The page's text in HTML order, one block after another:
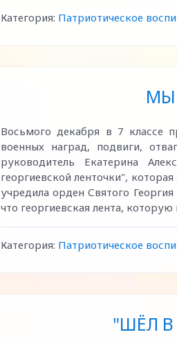
Категория: Патриотическое
МЫ
Восьмого декабря в 7 классе
военных наград, подвиги,
руководитель Екатерина
георгиевской ленточки",
учредила орден Святого
что георгиевская лента,
Категория: Патриотическое
"ШЁЛ В